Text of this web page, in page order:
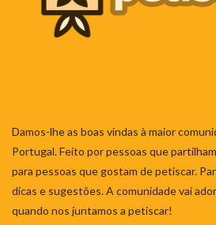
Damos-lhe as boas vindas à maior
Portugal. Feito por pessoas que
para pessoas que gostam de petiscar.
dicas e sugestões. A comunidade vai
quando nos juntamos a petiscar!